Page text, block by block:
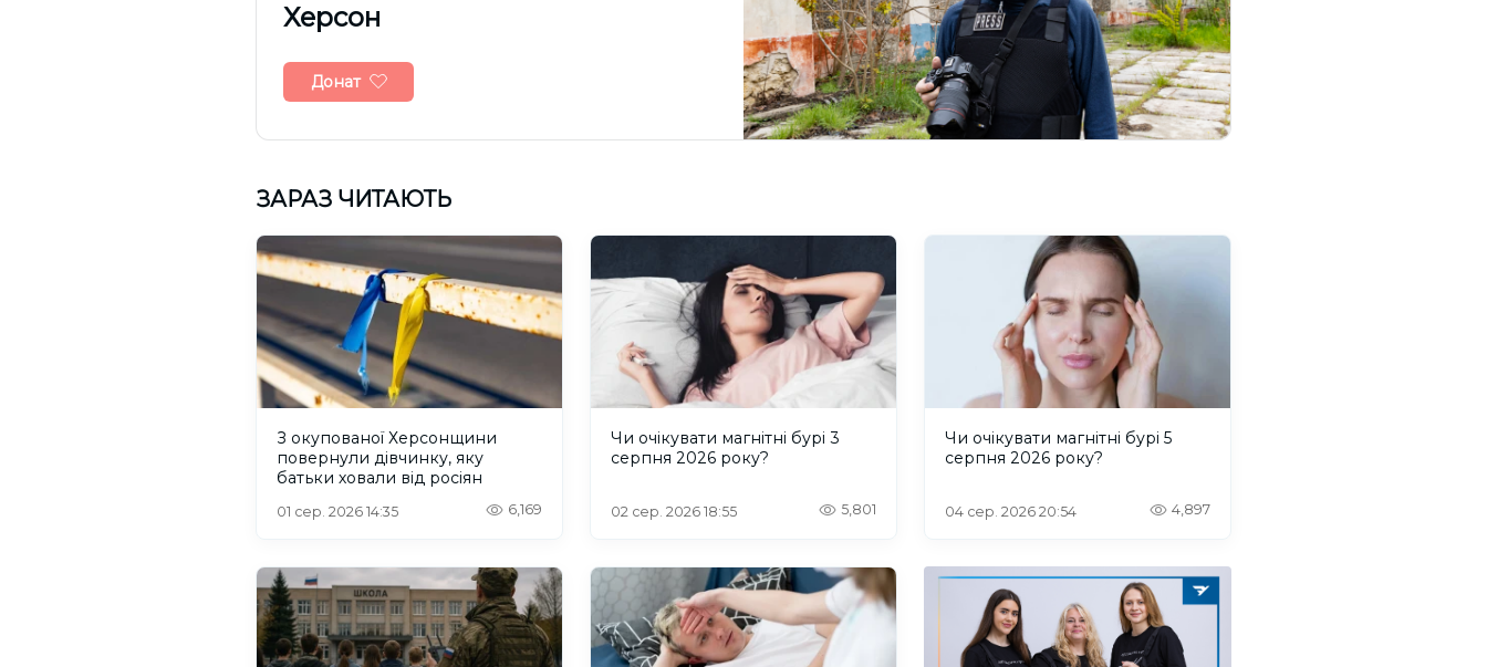
Херсон
Донат
ЗАРАЗ ЧИТАЮТЬ
З окупованої Херсонщини
повернули дівчинку, яку
батьки ховали від росіян
01 сер. 2026 14:35 6,169
Чи очікувати магнітні бурі 3
серпня 2026 року?
02 сер. 2026 18:55 5,801
Чи очікувати магнітні бурі 5
серпня 2026 року?
04 сер. 2026 20:54 4,897